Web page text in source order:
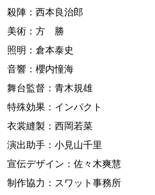
殺陣：西本良治郎
美術：方 勝
照明：倉本泰史
音響：櫻内憧海
舞台監督：青木規雄
特殊効果：インパクト
衣裳縫製：西岡若菜
演出助手：小見山千里
宣伝デザイン：佐々木爽慧
制作協力：スワット事務所